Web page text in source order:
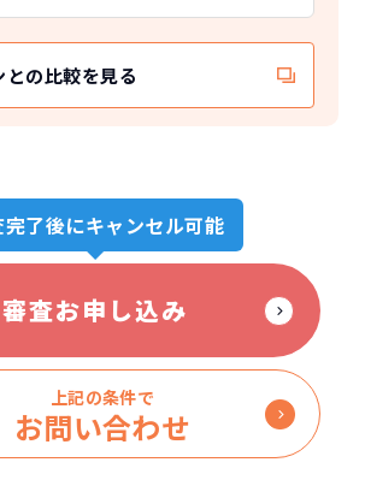
の比較を見る
完了後にキャンセル可能
審査お申し込み
上記の条件で
お問い合わせ